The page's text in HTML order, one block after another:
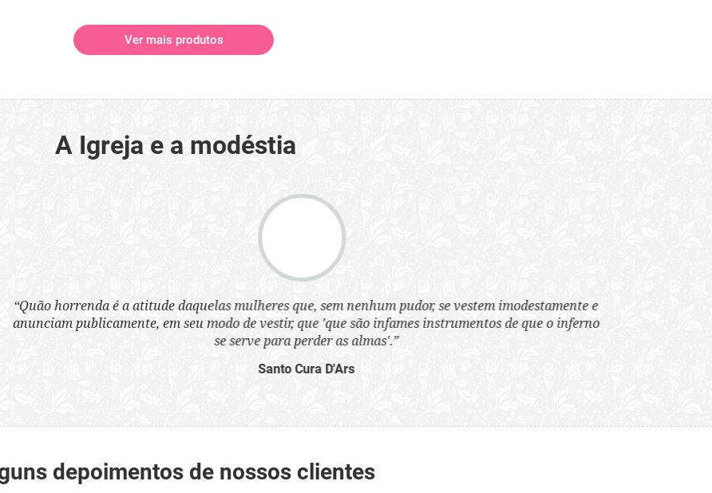
Ver mais produtos
A Igreja e a modéstia
atitude daquelas mulheres que, sem nenhum pudor, se vestem imodestamente e
em seu modo de vestir, que 'que são infames instrumentos de que o inferno
se serve para perder as almas'.”
depoimentos de nossos clientes